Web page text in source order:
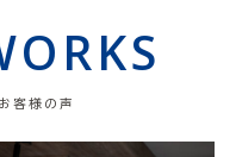
客様の声